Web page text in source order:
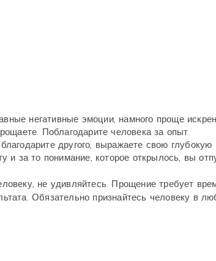
негативные эмоции, намного проще
Поблагодарите человека за опыт.
другого, выражаете свою глубокую
и за то понимание, которое открылось, вы
не удивляйтесь. Прощение требует
Обязательно признайтесь человеку в